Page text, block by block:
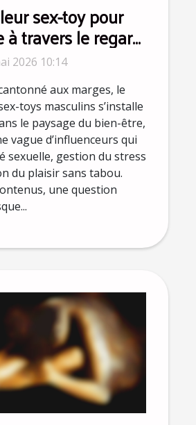
sex-toy pour
travers le regard
bien-être
2026 10:14
aux marges, le
toys masculins s’installe
le paysage du bien-être,
vague d’influenceurs qui
sexuelle, gestion du stress
du plaisir sans tabou.
une question